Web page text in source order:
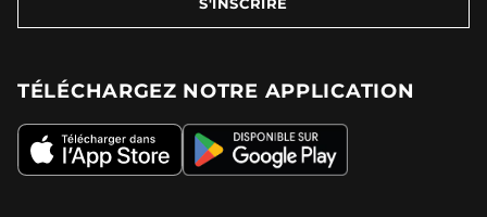
TÉLÉCHARGEZ NOTRE APPLICATION